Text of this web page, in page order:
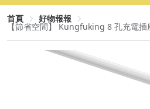
首頁 好物報報
【節省空間】 Kungfuking 8 孔充電插